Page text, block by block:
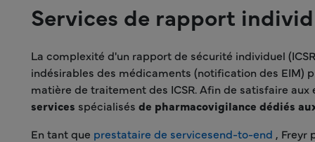
Services de rapport
La complexité d'un rapport de sécurité individuel
indésirables des médicaments (notification des EIM)
matière de traitement des ICSR. Afin de satisfaire
services spécialisés de pharmacovigilance dédiés
En tant que prestataire de servicesend-to-end , Freyr